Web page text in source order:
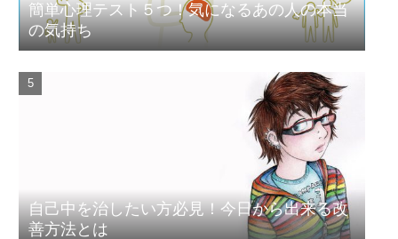
簡単心理テスト５つ！気になるあの人の本当
の気持ち
自己中を治したい方必見！今日から出来る改
善方法とは